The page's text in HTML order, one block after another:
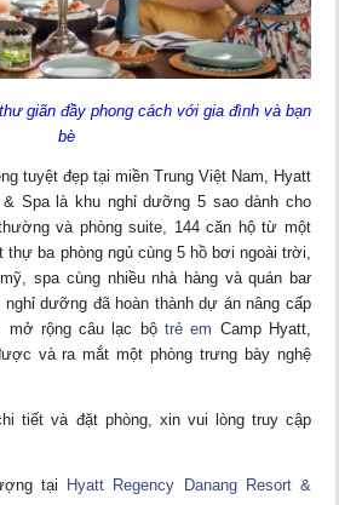
giãn đầy phong cách với gia đình và bạn
bè
tuyệt đẹp tại miền Trung Việt Nam, Hyatt
& Spa là khu nghỉ dưỡng 5 sao dành cho
và phòng suite, 144 căn hộ từ một
thự ba phòng ngủ cùng 5 hồ bơi ngoài trời,
spa cùng nhiều nhà hàng và quán bar
dưỡng đã hoàn thành dự án nâng cấp
mở rộng câu lạc bộtrẻ em Camp Hyatt,
và ra mắt một phòng trưng bày nghệ
tiết và đặt phòng, xin vui lòng truy cập
tại
Hyatt Regency Danang Resort &